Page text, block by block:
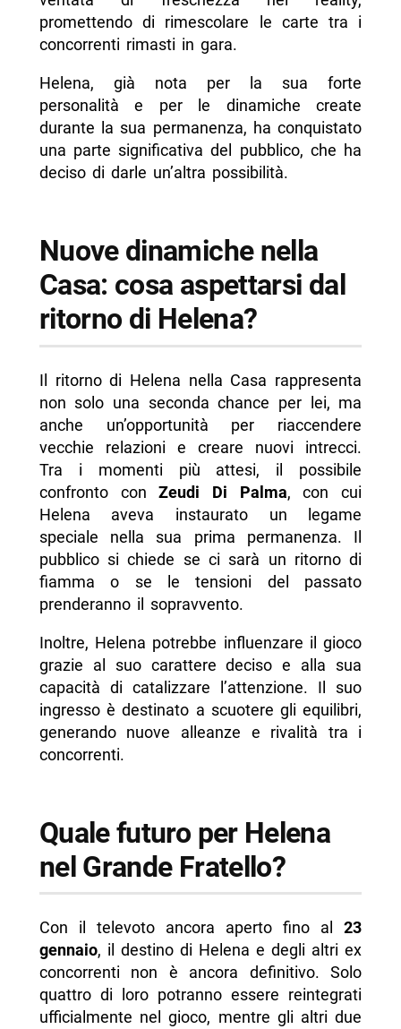
promettendo di rimescolare le carte tra i
concorrenti rimasti in gara.
Helena, già nota per la sua forte
personalità e per le dinamiche create
durante la sua permanenza, ha conquistato
una parte significativa del pubblico, che ha
deciso di darle un’altra possibilità.
Nuove dinamiche nella
Casa: cosa aspettarsi dal
ritorno di Helena?
Il ritorno di Helena nella Casa rappresenta
non solo una seconda chance per lei, ma
anche un’opportunità per riaccendere
vecchie relazioni e creare nuovi intrecci.
Tra i momenti più attesi, il possibile
confronto conZeudi Di Palma, con cui
Helena aveva instaurato un legame
speciale nella sua prima permanenza. Il
pubblico si chiede se ci sarà un ritorno di
fiamma o se le tensioni del passato
prenderanno il sopravvento.
Inoltre, Helena potrebbe influenzare il gioco
grazie al suo carattere deciso e alla sua
capacità di catalizzare l’attenzione. Il suo
ingresso è destinato a scuotere gli equilibri,
generando nuove alleanze e rivalità tra i
concorrenti.
Quale futuro per Helena
nel Grande Fratello?
Con il televoto ancora aperto fino al23
gennaio, il destino di Helena e degli altri ex
concorrenti non è ancora definitivo. Solo
quattro di loro potranno essere reintegrati
ufficialmente nel gioco, mentre gli altri due